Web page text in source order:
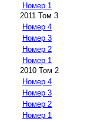
Номер 1
2011 Том 3
Номер 4
Номер 3
Номер 2
Номер 1
2010 Том 2
Номер 4
Номер 3
Номер 2
Номер 1